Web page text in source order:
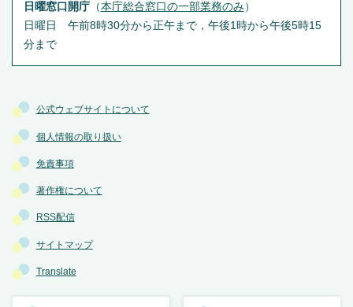
公式ウェブサイトについて
個人情報の取り扱い
免責事項
著作権について
RSS配信
サイトマップ
Translate
日曜窓口開庁（本庁総合窓口の一部業務のみ ）
日曜日 午前8時30分から正午まで，午後1時から午後5時15
分まで